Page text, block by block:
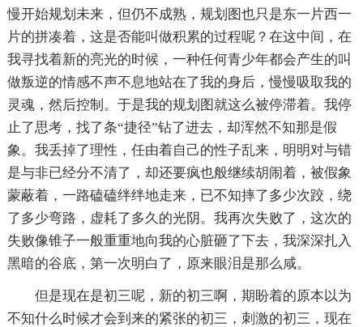
慢开始规划未来，但仍不成熟，规划图也只是东一片西一
片的拼凑着，这是否能叫做积累的过程呢？在这中间，在
我寻找着新的亮光的时候，一种任何青少年都会产生的叫
做叛逆的情感不声不息地站在了我的身后，慢慢吸取我的
灵魂，然后控制。于是我的规划图就这么被停滞着。我停
止了思考，找了条“捷径”钻了进去，却浑然不知那是假
象。我丢掉了理性，任由着自己的性子乱来，明明对与错
是与非已经分不清了，却还要疯也般继续胡闹着，被假象
蒙蔽着，一路磕磕绊绊地走来，已不知摔了多少次跤，绕
了多少弯路，虚耗了多久的光阴。我再次失败了，这次的
失败像锥子一般重重地向我的心脏砸了下去，我深深扎入
黑暗的谷底，第一次明白了，原来眼泪是那么咸。
但是现在是初三呢，新的初三啊，期盼着的原本以为
不知什么时候才会到来的紧张的初三，刺激的初三，现在